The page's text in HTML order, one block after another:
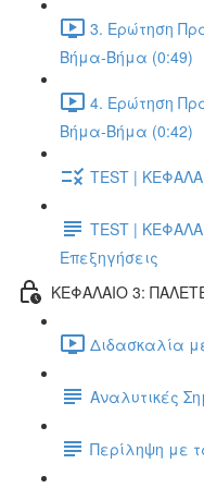
3. Ερώτηση
Βήμα-Βήμα (0:49)
4. Ερώτηση
Βήμα-Βήμα (0:42)
TEST |
TEST |
Επεξηγήσεις
ΚΕΦΑΛΑΙΟ 3:
Διδασκαλία
Αναλυτικές
Περίληψη με